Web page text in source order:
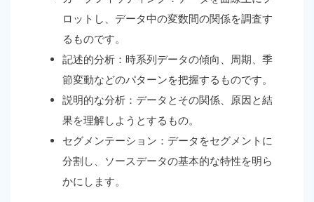
ロットし、データ中の変数間の関係を調査す
るものです。
記述的分析：時系列データの傾向、周期、季
節変動などのパターンを把握するものです。
説明的な分析：データとその関係、原因と結
果を理解しようとするもの。
セグメンテーション：データをセグメントに
分割し、ソースデータの基本的な特性を明ら
かにします。